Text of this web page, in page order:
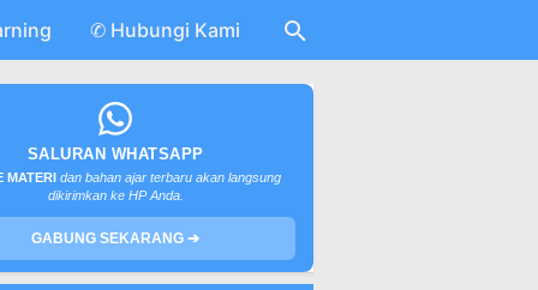
✆ Hubungi Kami
SALURAN WHATSAPP
MATERI dan bahan ajar terbaru akan langsung
dikirimkan ke HP Anda.
GABUNG SEKARANG ➔